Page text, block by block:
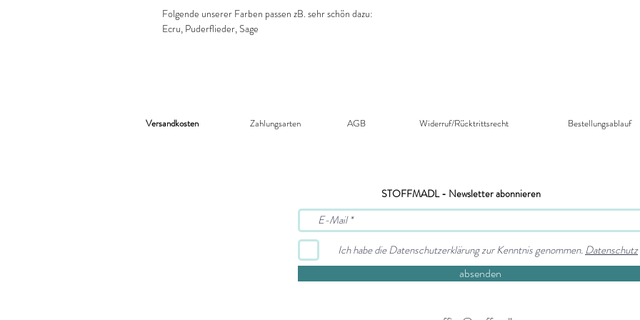
Folgende unserer Farben passen zB. sehr schön dazu:
Ecru, Puderflieder, Sage
Versandkosten Zahlungsarten AGB Widerruf/Rücktrittsrecht​ Bestellungsablauf
STOFFMADL - Newsletter abonnieren
Ich habe die Datenschutzerklärung zur Kenntnis genommen.Datenschutz
absenden